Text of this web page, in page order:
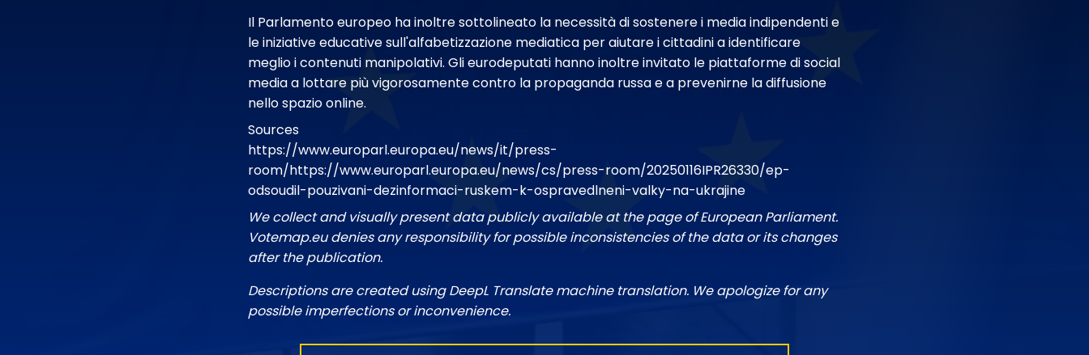
Il Parlamento europeo ha inoltre sottolineato la necessità di sostenere i media indipendenti e
le iniziative educative sull'alfabetizzazione mediatica per aiutare i cittadini a identificare
meglio i contenuti manipolativi. Gli eurodeputati hanno inoltre invitato le piattaforme di social
media a lottare più vigorosamente contro la propaganda russa e a prevenirne la diffusione
nello spazio online.
Sources
https://www.europarl.europa.eu/news/it/press-
room/https://www.europarl.europa.eu/news/cs/press-room/20250116IPR26330/ep-
odsoudil-pouzivani-dezinformaci-ruskem-k-ospravedlneni-valky-na-ukrajine
We collect and visually present data publicly available at the page of European Parliament.
Votemap.eu denies any responsibility for possible inconsistencies of the data or its changes
after the publication.
Descriptions are created using DeepL Translate machine translation. We apologize for any
possible imperfections or inconvenience.